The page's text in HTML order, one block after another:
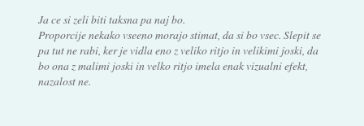
Ja ce si zeli biti taksna pa naj bo.
Proporcije nekako vseeno morajo stimat, da si bo vsec. Slepit se
pa tut ne rabi, ker je vidla eno z veliko ritjo in velikimi joski, da
bo ona z malimi joski in velko ritjo imela enak vizualni efekt,
nazalost ne.